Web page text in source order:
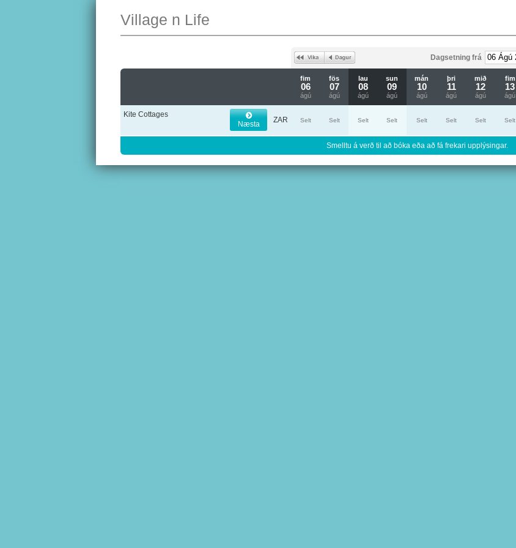
Village n Life
Dagsetning frá
fim
06
ágú
fös
07
ágú
lau
08
ágú
sun
09
ágú
mán
10
ágú
þri
11
ágú
mið
12
ágú
fim
13
ágú
Kite Cottages
Næsta
ZAR Selt Selt Selt Selt Selt Selt Selt Selt
Smelltu á verð til að bóka eða að fá frekari upplýsingar.